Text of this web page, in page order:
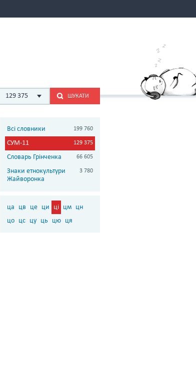
129 375 ШУКАТИ
Всі словники 199 760
СУМ-11 129 375
Словарь Грінченка 66 605
Знаки етнокультури
Жайворонка
3 780
ца цв це ци ці цм цн
цо цс цу ць цю ця